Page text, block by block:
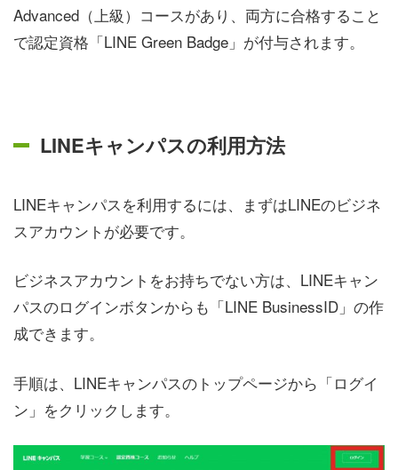
Advanced（上級）コースがあり、両方に合格すること
で認定資格「LINE Green Badge」が付与されます。
LINEキャンパスの利用方法
LINEキャンパスを利用するには、まずはLINEのビジネ
スアカウントが必要です。
ビジネスアカウントをお持ちでない方は、LINEキャン
パスのログインボタンからも「LINE BusinessID」の作
成できます。
手順は、LINEキャンパスのトップページから「ログイ
ン」をクリックします。